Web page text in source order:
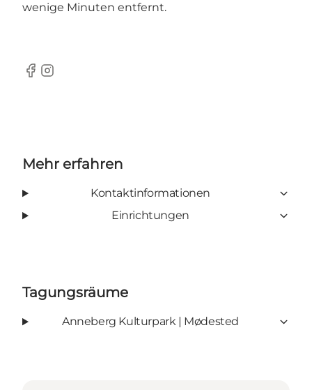
wenige Minuten entfernt.
Facebook
Instagram
Mehr erfahren
Kontaktinformationen
Einrichtungen
Tagungsräume
Anneberg Kulturpark | Mødested